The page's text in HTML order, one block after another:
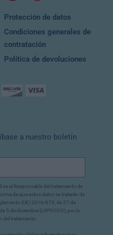
Protección de datos
Condiciones generales de
contratación
Política de devoluciones
a nuestro boletín
es el Responsable del tratamiento de
de que estos datos se tratarán de
(UE) 2016/679, de 27 de
5 de diciembre (LOPDGDD), por lo
del tratamiento: